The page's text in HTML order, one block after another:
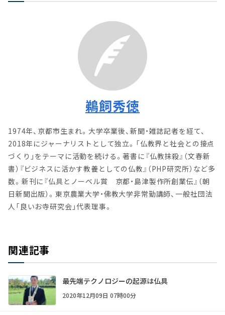
鵜飼秀徳
1974年、京都市生まれ。大学卒業後、新聞・雑誌記者を経て、
2018年にジャーナリストとして独立。「仏教界と社会との接点
づくり」をテーマに活動を続ける。著書に『仏教抹殺』（文春新
書）『ビジネスに活かす教養としての仏教』（PHP研究所）など多
数。新刊に『仏具とノーベル賞 京都・島津製作所創業伝』（朝
日新聞出版）。東京農業大学・佛教大学非常勤講師、一般社団法
人「良いお寺研究会」代表理事。
関連記事
最先端テクノロジーの起源は仏具
2020年12月09日 07時00分